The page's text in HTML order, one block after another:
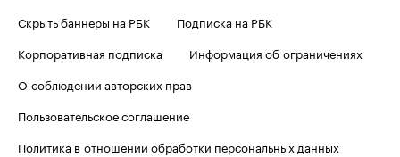
Скрыть баннеры на РБК
Подписка на РБК
Корпоративная подписка
Информация об ограничениях
О соблюдении авторских прав
Пользовательское соглашение
Политика в отношении обработки персональных данных